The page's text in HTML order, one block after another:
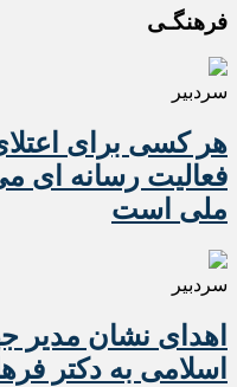
فرهنگـی
سردبیر
هر کسی برای
فعالیت رسانه ای
ملی است
سردبیر
اهدای نشان مدیر
اسلامی به دکتر